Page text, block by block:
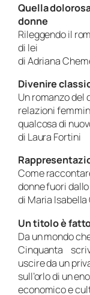
Quella
donne
Rileggendo il
di lei
di Adriana
Divenire
Un romanzo del
relazioni
qualcosa di
di Laura Fortini
Come
donne fuori
di Maria Isabella
Un titolo è
Da un mondo
Cinquanta
uscire da un
sull’orlo di un
economico e